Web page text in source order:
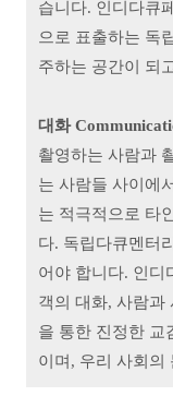
습니다. 인디다큐
으로 표출하는 독
주하는 공간이 되
대화
촬영하는 사람과
는 사람들 사이에
는 적극적으로 타
다. 독립다큐멘터
어야 합니다. 인디
객의 대화, 사람과
을 통한 진정한 교
이며, 우리 사회의